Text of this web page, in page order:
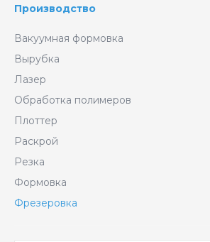
Производство
Вакуумная формовка
Вырубка
Лазер
Обработка полимеров
Плоттер
Раскрой
Резка
Формовка
Фрезеровка